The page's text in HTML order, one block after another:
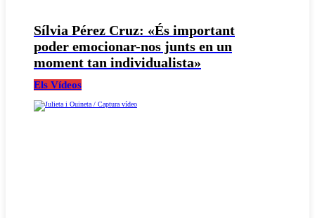
Sílvia Pérez Cruz: «És important
poder emocionar-nos junts en un
moment tan individualista»
Els Vídeos